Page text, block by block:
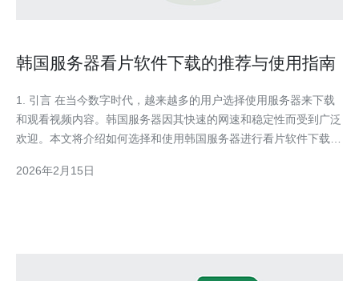
韩国服务器看片软件下载的推荐与使用指南
1. 引言 在当今数字时代，越来越多的用户选择使用服务器来下载
和观看视频内容。韩国服务器因其快速的网速和稳定性而受到广泛
欢迎。本文将介绍如何选择和使用韩国服务器进行看片软件下载。
述： 快速的网络速度：韩国的网络基础设
2026年2月15日